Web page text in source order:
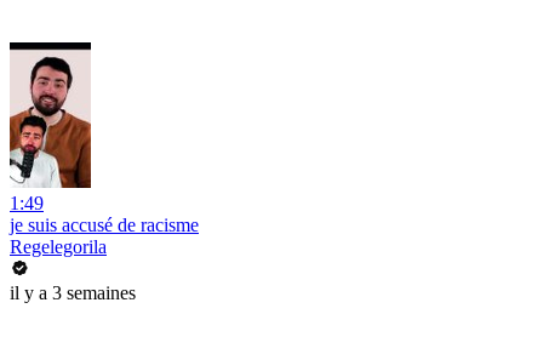
1:49
je suis accusé de racisme
Regelegorila
il y a 3 semaines